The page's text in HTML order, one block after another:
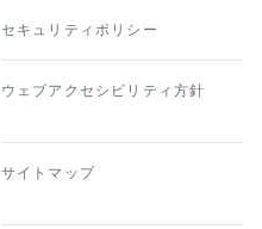
セキュリティポリシー
ウェブアクセシビリティ方針
サイトマップ